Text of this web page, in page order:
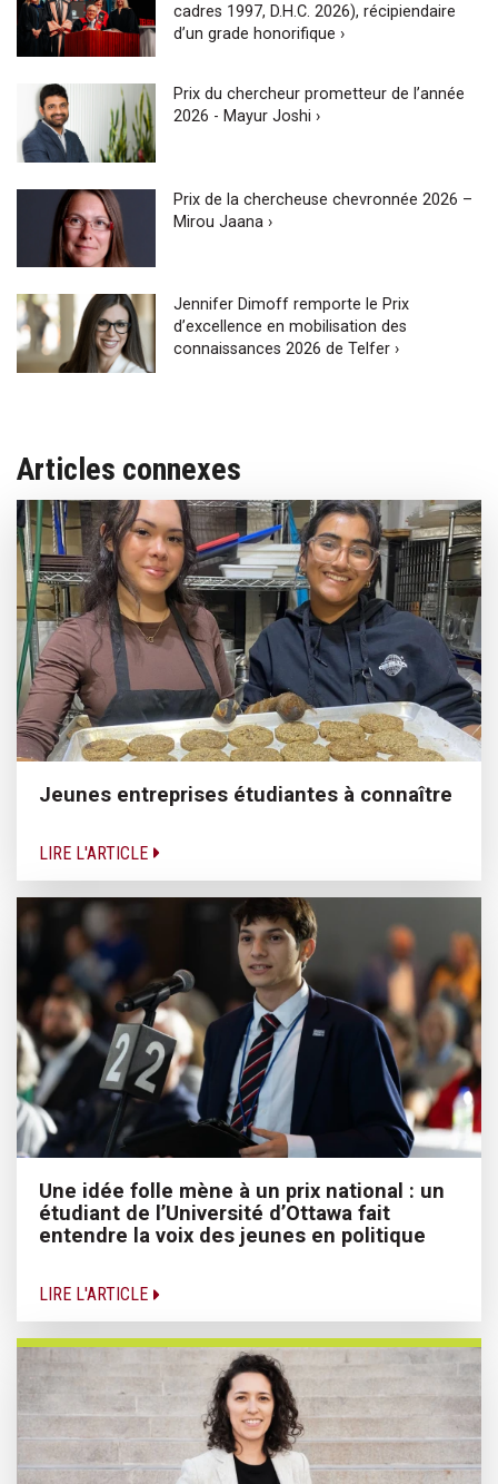
cadres 1997, D.H.C. 2026), récipiendaire
d’un grade honorifique ›
Prix du chercheur prometteur de l’année
2026 - Mayur Joshi ›
Prix de la chercheuse chevronnée 2026 –
Mirou Jaana ›
Jennifer Dimoff remporte le Prix
d’excellence en mobilisation des
connaissances 2026 de Telfer ›
Articles connexes
Jeunes entreprises étudiantes à connaître
LIRE L'ARTICLE
Une idée folle mène à un prix national : un
étudiant de l’Université d’Ottawa fait
entendre la voix des jeunes en politique
LIRE L'ARTICLE